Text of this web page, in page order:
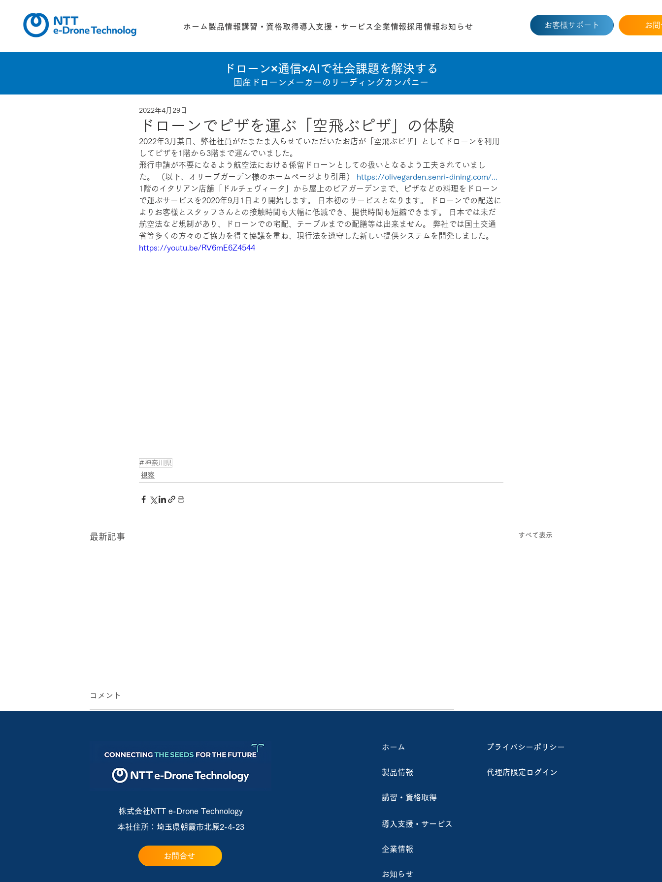
ホーム 製品情報講習・資格取得導入支援・サービス 企業情報採用情報お知らせ お客様サポート お
ドローン×通信×AIで社会課題を解決する
国産ドローンメーカーのリーディングカンパニー
ドローンでピザを運ぶ「空飛ぶピザ」の体験
2022年4月29日
2022年3月某日、弊社社員がたまたま入らせていただいたお店が「空飛ぶビザ」としてドローンを利用
してピザを1階から3階まで運んでいました。
飛行申請が不要になるよう航空法における係留ドローンとしての扱いとなるよう工夫されていまし
た。 （以下、オリーブガーデン様のホームページより引用） https://olivegarden.senri-dining.com/...
1階のイタリアン店舗「ドルチェヴィータ」から屋上のビアガーデンまで、ピザなどの料理をドローン
で運ぶサービスを2020年9月1日より開始します。 日本初のサービスとなります。 ドローンでの配送に
よりお客様とスタッフさんとの接触時間も大幅に低減でき、提供時間も短縮できます。 日本では未だ
航空法など規制があり、ドローンでの宅配、テーブルまでの配膳等は出来ません。 弊社では国土交通
省等多くの方々のご協力を得て協議を重ね、現行法を遵守した新しい提供システムを開発しました。
https://youtu.be/RV6mE6Z4544
#神奈川県
視察
最新記事 すべて表示
ドローンによる海水浴客の見
コメント
株式会社NTT e-Drone Technology
本社住所：埼玉県朝霞市北原2-4-23
お問合せ
ホーム
製品情報
プライバシーポリシー
代理店限定ログイン
講習・資格取得
導入支援・サービス
企業情報
お知らせ